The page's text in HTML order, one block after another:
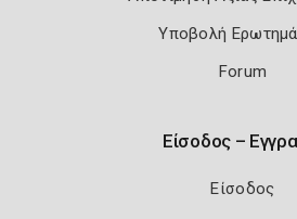
Υποβολή
Forum
Είσοδος –
Είσοδος